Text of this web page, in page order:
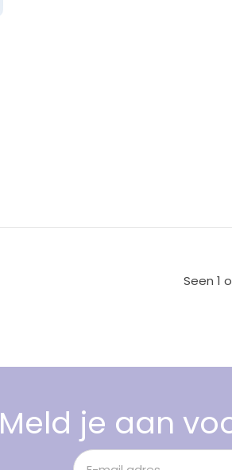
Seen 1
Meld je aan